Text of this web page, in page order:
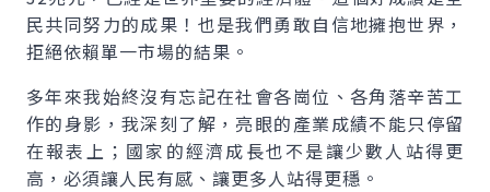
民共同努力的成果！也是我們勇敢自信地擁抱世界，
拒絕依賴單一市場的結果。
多年來我始終沒有忘記在社會各崗位、各角落辛苦工
作的身影，我深刻了解，亮眼的產業成績不能只停留
在報表上；國家的經濟成長也不是讓少數人站得更
高，必須讓人民有感、讓更多人站得更穩。